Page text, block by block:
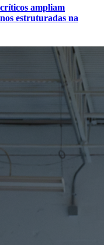
ampliam
estruturadas na